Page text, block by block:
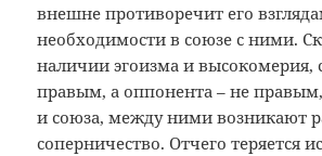
внешне противоречит его
необходимости в союзе с ними.
наличии эгоизма и высокомерия,
правым, а оппонента – не
и союза, между ними возникают
соперничество. Отчего теряется